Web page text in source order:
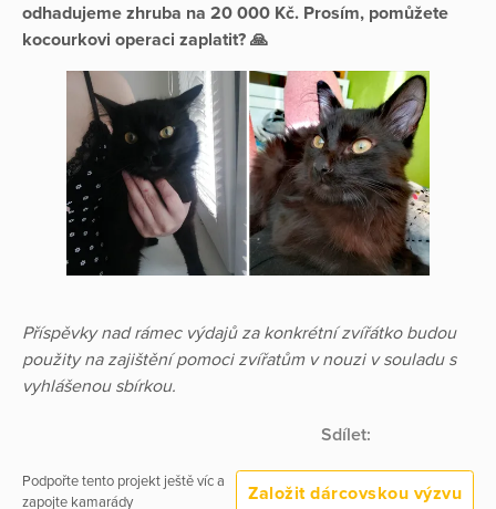
odhadujeme zhruba na 20 000 Kč. Prosím, pomůžete
kocourkovi operaci zaplatit? 🙏
Příspěvky nad rámec výdajů za konkrétní zvířátko budou
použity na zajištění pomoci zvířatům v nouzi v souladu s
vyhlášenou sbírkou.
Sdílet:
Podpořte tento projekt ještě víc a
zapojte kamarády
Založit dárcovskou výzvu